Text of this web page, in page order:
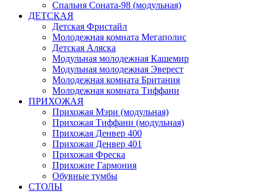
Спальня Соната-98 (модульная)
ДЕТСКАЯ
Детская Фристайл
Молодежная комната Мегаполис
Детская Аляска
Модульная молодежная Кашемир
Модульная молодежная Эверест
Молодежная комната Британия
Молодежная комната Тиффани
ПРИХОЖАЯ
Прихожая Мэри (модульная)
Прихожая Тиффани (модульная)
Прихожая Денвер 400
Прихожая Денвер 401
Прихожая Фреска
Прихожие Гармония
Обувные тумбы
СТОЛЫ